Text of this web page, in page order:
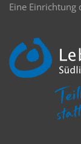
Eine Einrichtung